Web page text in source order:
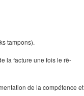
tampons).
la facture une fois le rè­
de la compétence et